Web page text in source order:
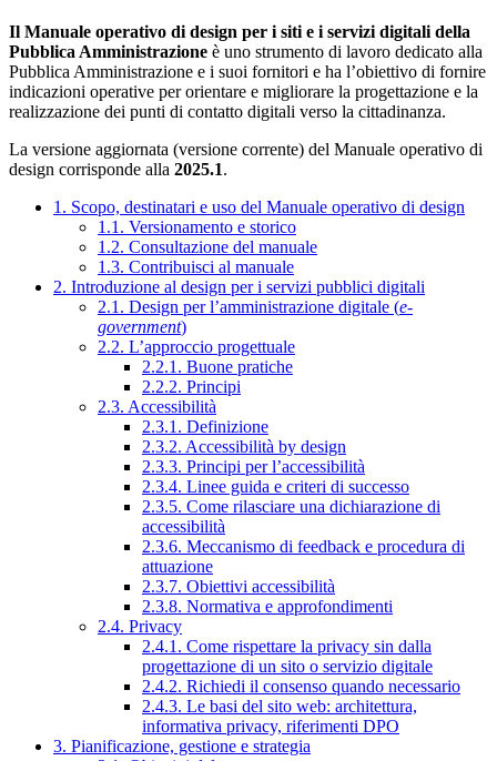
Il Manuale operativo di design per i siti e i servizi digitali della
Pubblica Amministrazione è uno strumento di lavoro dedicato alla
Pubblica Amministrazione e i suoi fornitori e ha l’obiettivo di fornire
indicazioni operative per orientare e migliorare la progettazione e la
realizzazione dei punti di contatto digitali verso la cittadinanza.
La versione aggiornata (versione corrente) del Manuale operativo di
design corrisponde alla 2025.1.
1. Scopo, destinatari e uso del Manuale operativo di design
1.1. Versionamento e storico
1.2. Consultazione del manuale
1.3. Contribuisci al manuale
2. Introduzione al design per i servizi pubblici digitali
2.1. Design per l’amministrazione digitale (e-
government)
2.2. L’approccio progettuale
2.2.1. Buone pratiche
2.2.2. Principi
2.3. Accessibilità
2.3.1. Definizione
2.3.2. Accessibilità by design
2.3.3. Principi per l’accessibilità
2.3.4. Linee guida e criteri di successo
2.3.5. Come rilasciare una dichiarazione di
accessibilità
2.3.6. Meccanismo di feedback e procedura di
attuazione
2.3.7. Obiettivi accessibilità
2.3.8. Normativa e approfondimenti
2.4. Privacy
2.4.1. Come rispettare la privacy sin dalla
progettazione di un sito o servizio digitale
2.4.2. Richiedi il consenso quando necessario
2.4.3. Le basi del sito web: architettura,
informativa privacy, riferimenti DPO
3. Pianificazione, gestione e strategia